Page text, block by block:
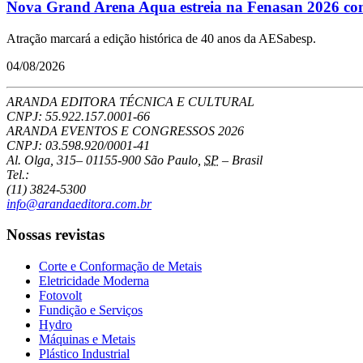
Nova Grand Arena Aqua estreia na Fenasan 2026
Atração marcará a edição histórica de 40 anos da AESabesp.
04/08/2026
ARANDA EDITORA TÉCNICA E CULTURAL
CNPJ: 55.922.157.0001-66
ARANDA EVENTOS E CONGRESSOS 2026
CNPJ: 03.598.920/0001-41
Al. Olga, 315– 01155-900 São Paulo SP – Brasil
Tel.:
(11) 3824-5300
info@arandaeditora.com.br
Nossas revistas
Corte e Conformação de Metais
Eletricidade Moderna
Fotovolt
Fundição e Serviços
Hydro
Máquinas e Metais
Plástico Industrial